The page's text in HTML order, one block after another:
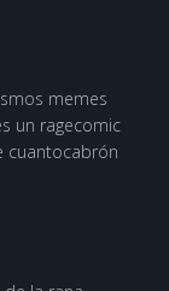
memes
un ragecomic
cuantocabrón